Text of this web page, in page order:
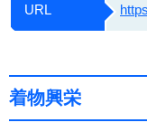
URL
着物興栄